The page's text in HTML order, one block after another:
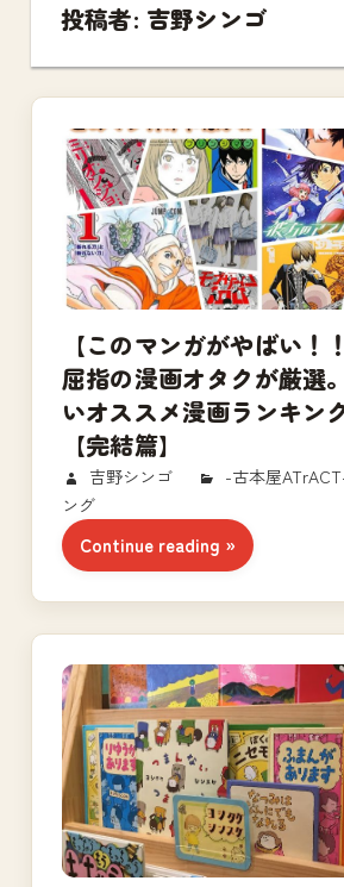
投稿者: 吉野シンゴ
【このマンガがやばい！
屈指の漫画オタクが厳選
いオススメ漫画ランキン
【完結篇】
2018/12/31
吉野シンゴ -古本屋
ング
Continue reading